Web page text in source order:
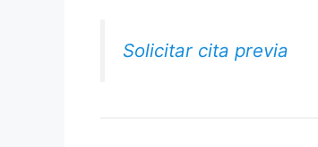
Solicitar cita previa